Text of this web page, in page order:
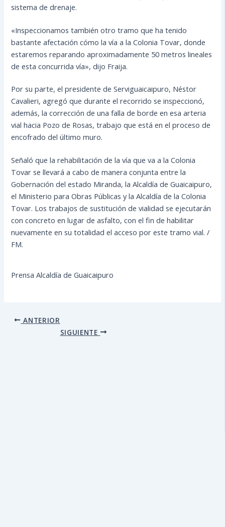
sistema de drenaje.
«Inspeccionamos también otro tramo que ha tenido
bastante afectación cómo la vía a la Colonia Tovar, donde
estaremos reparando aproximadamente 50 metros lineales
de esta concurrida vía», dijo Fraija.
Por su parte, el presidente de Serviguaicaipuro, Néstor
Cavalieri, agregó que durante el recorrido se inspeccionó,
además, la corrección de una falla de borde en esa arteria
vial hacia Pozo de Rosas, trabajo que está en el proceso de
encofrado del último muro.
Señaló que la rehabilitación de la vía que va a la Colonia
Tovar se llevará a cabo de manera conjunta entre la
Gobernación del estado Miranda, la Alcaldía de Guaicaipuro,
el Ministerio para Obras Públicas y la Alcaldía de la Colonia
Tovar. Los trabajos de sustitución de vialidad se ejecutarán
con concreto en lugar de asfalto, con el fin de habilitar
nuevamente en su totalidad el acceso por este tramo vial. /
FM.
Prensa Alcaldía de Guaicaipuro
ANTERIOR
SIGUIENTE